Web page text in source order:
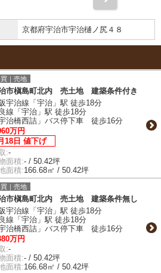
京都府宇治市宇治樋ノ尻４８
｜売地
市槇島町北内 売土地 建築条件付き
宇治線「宇治」駅 徒歩18分
線「宇治」駅 徒歩18分
宇治橋西詰」バス停下車 徒歩16分
万円
18日 値下げ
:-
面積:- / 50.42坪
面積:166.68㎡ / 50.42坪
｜売地
市槇島町北内 売土地 建築条件無し
宇治線「宇治」駅 徒歩18分
線「宇治」駅 徒歩18分
宇治橋西詰」バス停下車 徒歩16分
万円
:-
面積:- / 50.42坪
面積:166.68㎡ / 50.42坪